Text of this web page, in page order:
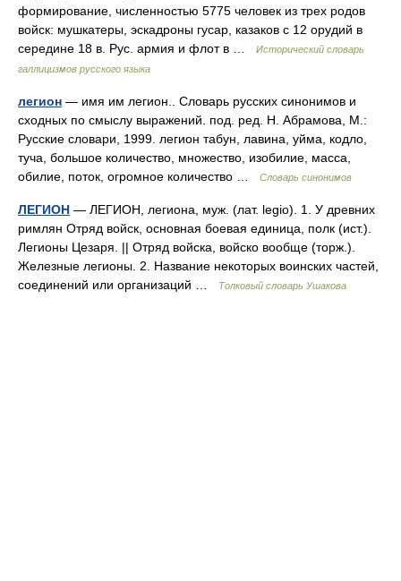
формирование, численностью 5775 человек из трех родов
войск: мушкатеры, эскадроны гусар, казаков с 12 орудий в
середине 18 в. Рус. армия и флот в …
Исторический словарь
галлицизмов русского языка
легион — имя им легион.. Словарь русских синонимов и
сходных по смыслу выражений. под. ред. Н. Абрамова, М.:
Русские словари, 1999. легион табун, лавина, уйма, кодло,
туча, большое количество, множество, изобилие, масса,
обилие, поток, огромное количество …
Словарь синонимов
ЛЕГИОН — ЛЕГИОН, легиона, муж. (лат. legio). 1. У древних
римлян Отряд войск, основная боевая единица, полк (ист.).
Легионы Цезаря. || Отряд войска, войско вообще (торж.).
Железные легионы. 2. Название некоторых воинских частей,
соединений или организаций …
Толковый словарь Ушакова